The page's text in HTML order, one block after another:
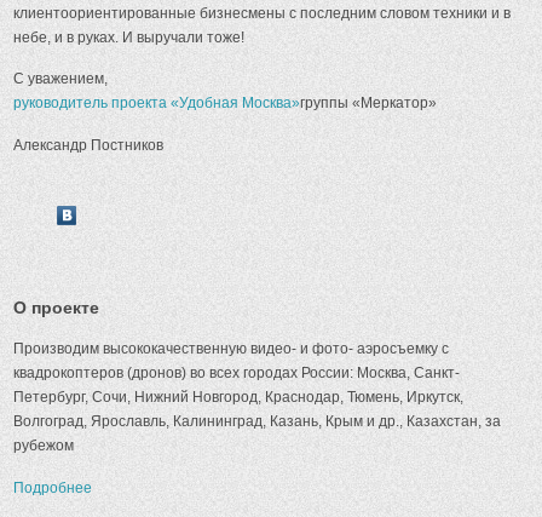
клиентоориентированные бизнесмены с последним словом техники и в
небе, и в руках. И выручали тоже!
С уважением,
руководитель проекта «Удобная Москва»группы «Меркатор»
Александр Постников
О проекте
Производим высококачественную видео- и фото- аэросъемку с
квадрокоптеров (дронов) во всех городах России: Москва, Санкт-
Петербург, Сочи, Нижний Новгород, Краснодар, Тюмень, Иркутск,
Волгоград, Ярославль, Калининград, Казань, Крым и др., Казахстан, за
рубежом
Подробнее